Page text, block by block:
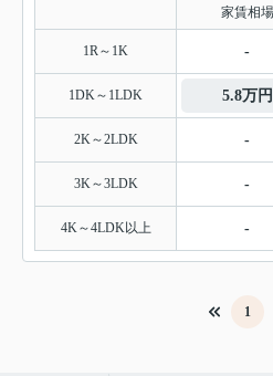
家賃相場
1R～1K -
1DK～1LDK 5.8万円
2K～2LDK -
3K～3LDK -
4K～4LDK以上 -
1